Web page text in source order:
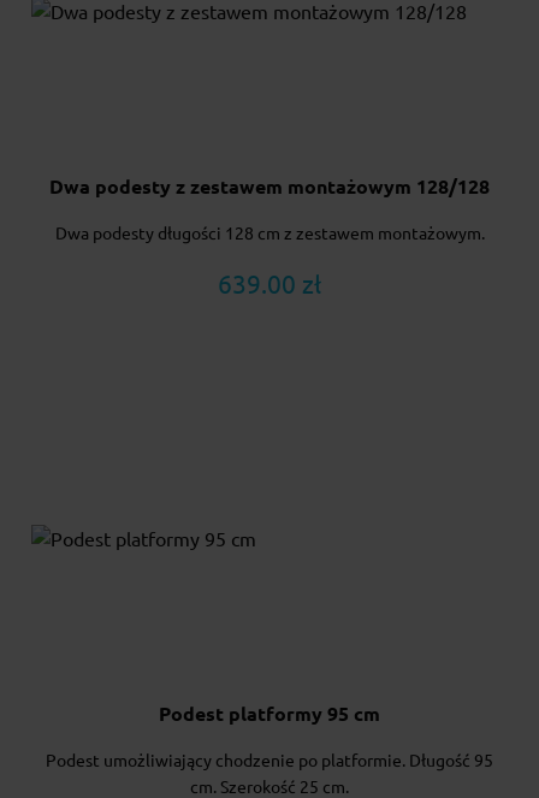
Dwa podesty z zestawem montażowym 128/128
Dwa podesty długości 128 cm z zestawem montażowym.
639.00 zł
Podest platformy 95 cm
Podest umożliwiający chodzenie po platformie. Długość 95
cm. Szerokość 25 cm.